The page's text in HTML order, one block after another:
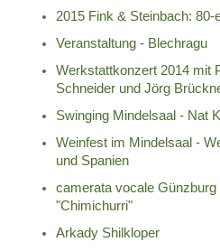
2015 Fink & Steinbach: 80-
Veranstaltung - Blechragu
Werkstattkonzert 2014 mit
Schneider und Jörg
Swinging Mindelsaal - Nat
Weinfest im Mindelsaal -
und Spanien
camerata vocale Günzburg
"Chimichurri"
Arkady Shilkloper